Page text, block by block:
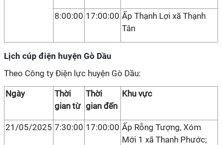
8:00:00 17:00:00 Ấp Thạnh Lợi xã Thạnh
Tân
Lịch cúp điện huyện Gò Dầu
Theo Công ty Điện lực huyện Gò Dầu:
Ngày
Thời
gian từ
Thời
gian đến
Khu vực
21/05/2025 7:30:00 17:00:00 Ấp Rỗng Tượng, Xóm
Mới 1 xã Thanh Phước;